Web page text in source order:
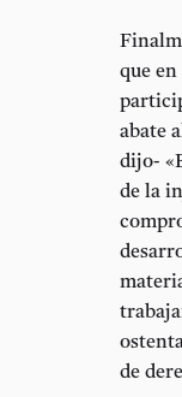
que
abate
dijo-
de la
de